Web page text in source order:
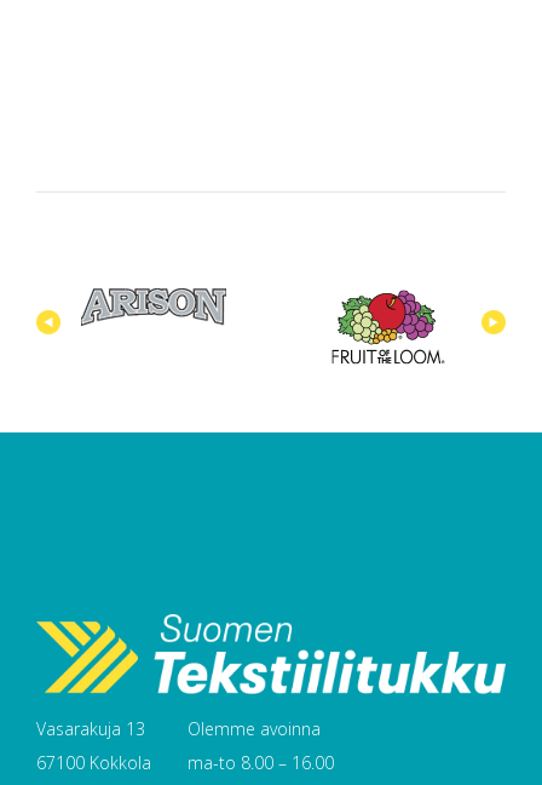
Vasarakuja 13
67100 Kokkola
Olemme avoinna
ma-to 8.00 – 16.00